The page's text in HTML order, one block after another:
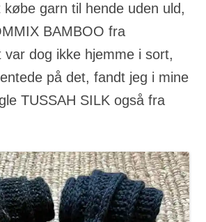
garn til hende uden uld,
BAMBOO fra
var dog ikke hjemme i sort,
på det, fandt jeg i mine
TUSSAH SILK også fra